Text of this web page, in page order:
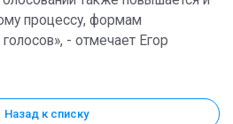
процессу, формам
- отмечает Егор
Назад к списку